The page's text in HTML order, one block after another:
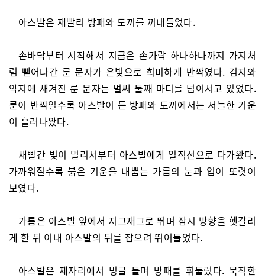
아스발은 재빨리 방패와 도끼를 꺼내들었다.
손바닥부터 시작해서 지금은 손가락 하나하나까지 가지처
럼 뻗어나간 룬 문자가 은빛으로 희미하게 반짝였다. 검지와
약지에 새겨진 룬 문자는 벌써 둘째 마디를 넘어서고 있었다.
룬이 반짝일수록 아스발이 든 방패와 도끼에서는 서늘한 기운
이 흘러나왔다.
새빨간 빛이 멀리서부터 아스발에게 일직선으로 다가왔다.
가까워질수록 붉은 기운을 내뿜는 가름의 눈과 입이 또렷이
보였다.
가름은 아스발 앞에서 지그재그로 뛰며 잠시 방향을 헷갈리
게 한 뒤 이내 아스발의 뒤를 잡으려 뛰어들었다.
아스발은 제자리에서 빙글 돌며 방패를 휘둘렀다. 묵직한